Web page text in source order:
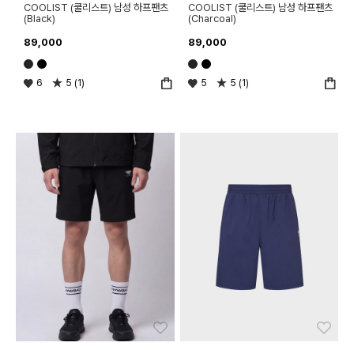
COOLIST (쿨리스트) 남성 하프팬츠
(Black)
89,000
6 5 (1)
COOLIST (쿨리스트) 남성 하프팬츠
(Charcoal)
89,000
5 5 (1)